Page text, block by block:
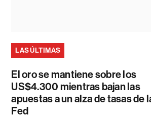
LAS ÚLTIMAS
El oro se mantiene sobre los
US$4.300 mientras bajan las
apuestas a un alza de tasas de
Fed